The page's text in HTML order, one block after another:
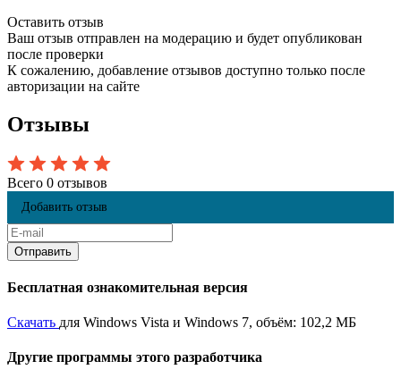
Оставить отзыв
Ваш отзыв отправлен на модерацию и будет опубликован
после проверки
К сожалению, добавление отзывов доступно только после
авторизации на сайте
Отзывы
Всего 0 отзывов
Добавить отзыв
Бесплатная ознакомительная версия
Скачать для Windows Vista и Windows 7, объём: 102,2 МБ
Другие программы этого разработчика